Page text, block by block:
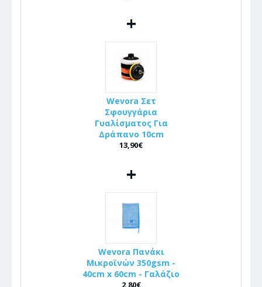
+
Wevora Σετ
Σφουγγάρια
Γυαλίσματος Για
Δράπανο 10cm
13,90€
+
Wevora Πανάκι
Μικροϊνών 350gsm -
40cm x 60cm - Γαλάζιο
2,80€